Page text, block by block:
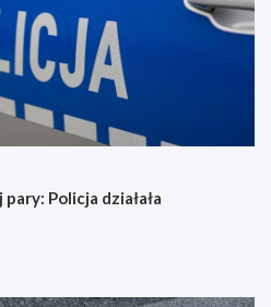
Policja działała